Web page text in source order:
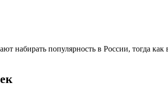
набирать популярность в России, тогда